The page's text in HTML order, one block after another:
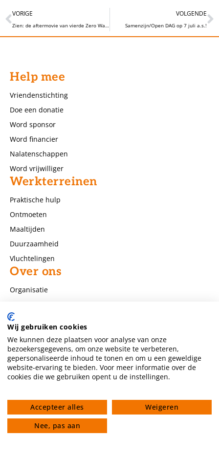
VORIGE
Zien: de aftermovie van vierde Zero Waste diner
VOLGENDE
Samenzijn/Open DAG op 7 juli a.s.!
Help mee
Vriendenstichting
Doe een donatie
Word sponsor
Word financier
Nalatenschappen
Word vrijwilliger
Werkterreinen
Praktische hulp
Ontmoeten
Maaltijden
Duurzaamheid
Vluchtelingen
Over ons
Organisatie
Nieuws
Contact
Huis van Compassie Vlietstraat 20b
6542 SL Nijmegen
zie Contact pagina
info@huisvancompassienijmegen.nl
NL80 TRIO 0391029460
ANBI nummer 860954286
Wij gebruiken cookies
We kunnen deze plaatsen voor analyse van onze
bezoekersgegevens, om onze website te verbeteren,
gepersonaliseerde inhoud te tonen en om u een geweldige
website-ervaring te bieden. Voor meer informatie over de
cookies die we gebruiken opent u de instellingen.
Accepteer alles
Weigeren
Nee, pas aan